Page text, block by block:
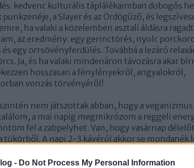
- Do Not Process My Personal Information
kedvenc kulturális táplálékaimban dobogós
a Slayer és az Ördögűző, és
ha valaki a közelemben asztali áldásra
az eredmény: egy gerinctörés, nyolc
egy orrsövényferdülés. Továbbá a lezáró
Ja, és ha valaki mindenáron távozásra akar
hosszasan a fénylényekről, angyalokról,
vonzás törvényéről!
nem játszottak abban, hogy a
a mai napig megmikrózom a reggeli
fel a zabpelyhet. Van, hogy vasárnap
tükörből. A napi 2-3 kávéról akkor se mondanék
a szemem láttára négyelnék fel Micimackót.
így akkor sem érez fájdalmat, ha izzó